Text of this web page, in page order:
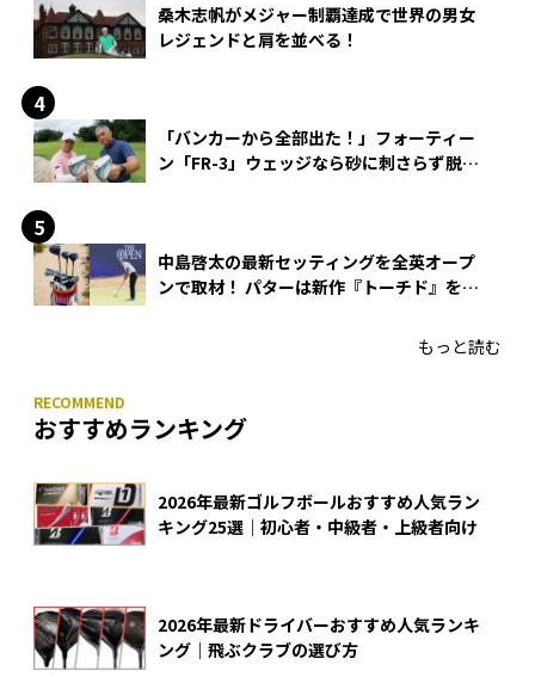
桑木志帆がメジャー制覇達成で世界の男女
レジェンドと肩を並べる！
「バンカーから全部出た！」フォーティー
ン「FR-3」ウェッジなら砂に刺さらず脱出
中島啓太の最新セッティングを全英オープ
ンで取材！ パターは新作『トーチド』を投
もっと読む
おすすめランキング
2026年最新ゴルフボールおすすめ人気ラン
キング25選｜初心者・中級者・上級者向け
2026年最新ドライバーおすすめ人気ランキ
ング｜飛ぶクラブの選び方